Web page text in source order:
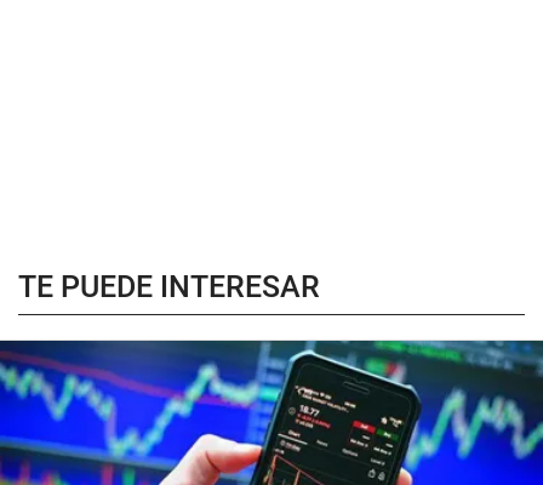
TE PUEDE INTERESAR